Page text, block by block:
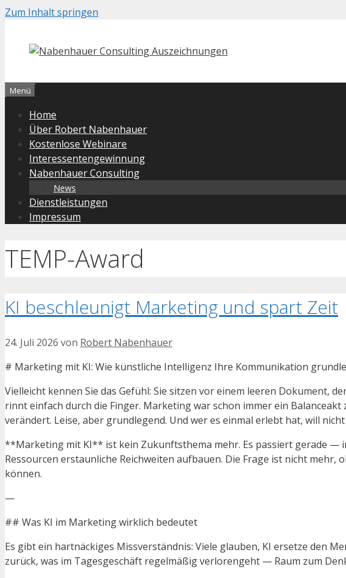
Zum Inhalt springen
Menü
Home
Über Robert Nabenhauer
Kostenlose Webinare
Interessentengewinnung
Nabenhauer Consulting
News
Dienstleistungen
Impressum
TEMP-Award
KI beschleunigt Marketing und spart Zeit
24. Juli 2026 von Robert Nabenhauer
# Marketing mit KI: Wie künstliche Intelligenz Ihre Kommunikation
Vielleicht kennen Sie das Gefühl: Sie sitzen vor einem leeren Dokument,
rinnt einfach durch die Finger. Marketing war schon immer ein
verändert. Leise, aber grundlegend. Und wer es einmal erlebt hat, will
**Marketing mit KI** ist kein Zukunftsthema mehr. Es passiert gerade —
Ressourcen erstaunliche Reichweiten aufbauen. Die Frage ist nicht
können.
—
## Was KI im Marketing wirklich bedeutet
Es gibt ein hartnäckiges Missverständnis: Viele glauben, KI ersetze den
zurück, was im Tagesgeschäft regelmäßig verlorengeht — Raum zum